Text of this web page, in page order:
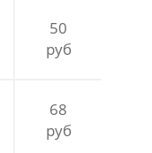
50
руб
68
руб